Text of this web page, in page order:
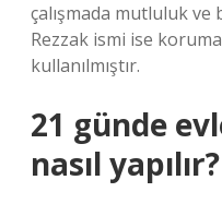
çalışmada mutluluk ve
Rezzak ismi ise
kullanılmıştır.
21 günde
nasıl yapılır?